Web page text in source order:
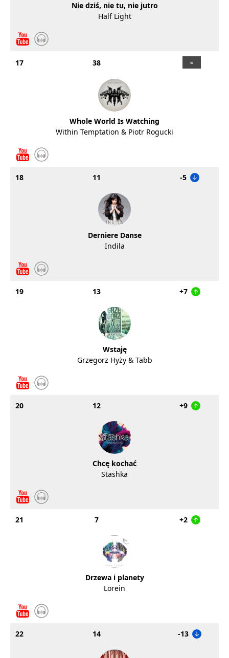
Nie dziś, nie tu, nie jutro
Half Light
17 38
Whole World Is Watching
Within Temptation & Piotr Rogucki
18 11 -5
Derniere Danse
Indila
19 13 +7
Wstaję
Grzegorz Hyży & Tabb
20 12 +9
Chcę kochać
Stashka
21 7 +2
Drzewa i planety
Lorein
22 14 -13